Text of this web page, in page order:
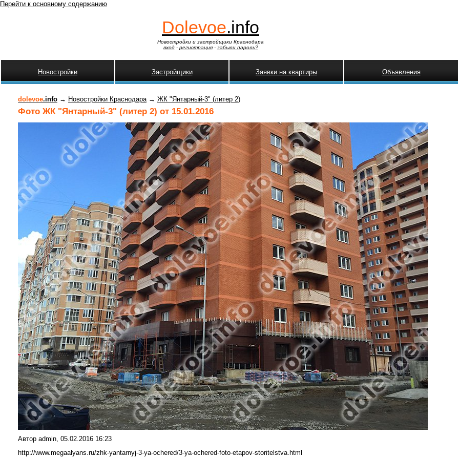
Перейти к основному содержанию
Dolevoe.info
Новостройки и застройщики Краснодара
вход- регистрация- забыли пароль?
Новостройки Застройщики Заявки на квартиры Объявления
dolevoe.info → Новостройки Краснодара→ ЖК "Янтарный-3" (литер 2)
Фото ЖК "Янтарный-3" (литер 2) от 15.01.2016
Автор admin, 05.02.2016 16:23
http://www.megaalyans.ru/zhk-yantarnyj-3-ya-ochered/3-ya-ochered-foto-etapov-storitelstva.html